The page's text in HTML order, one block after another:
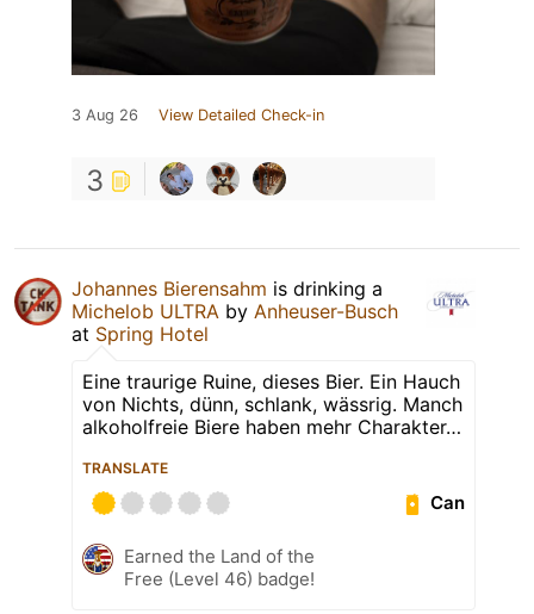
3 Aug 26 View Detailed Check-in
3
Johannes Bierensahm is drinking a
Michelob ULTRA by Anheuser-Busch
at Spring Hotel
Eine traurige Ruine, dieses Bier. Ein Hauch
von Nichts, dünn, schlank, wässrig. Manch
alkoholfreie Biere haben mehr Charakter…
TRANSLATE
Can
Earned the Land of the
Free (Level 46) badge!